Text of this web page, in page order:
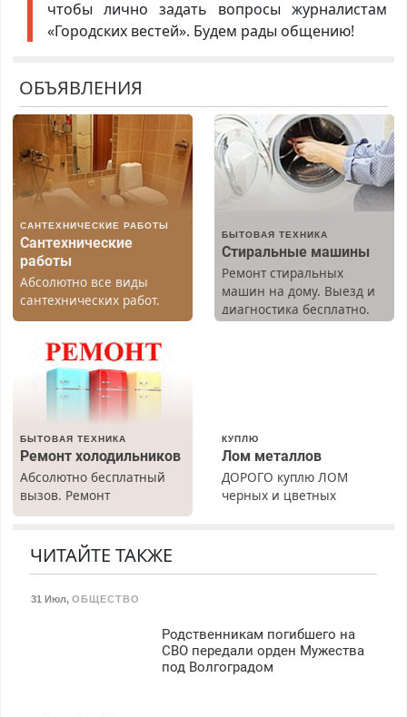
чтобы лично задать вопросы журналистам
«Городских вестей». Будем рады общению!
ОБЪЯВЛЕНИЯ
САНТЕХНИЧЕСКИЕ РАБОТЫ
Сантехнические
работы
Абсолютно все виды
сантехнических работ.
Быстро. Качественно.
БЫТОВАЯ ТЕХНИКА
Стиральные машины
Ремонт стиральных
машин на дому. Выезд и
диагностика бесплатно.
Предусмотрены скидки.
БЫТОВАЯ ТЕХНИКА
Ремонт холодильников
Абсолютно бесплатный
вызов. Ремонт
холодильников всех
гарантией. Все р-ны.
40%. Мастер со стажем.
КУПЛЮ
Лом металлов
ДОРОГО куплю ЛОМ
черных и цветных
ЧИТАЙТЕ ТАКЖЕ
31 Июл, ОБЩЕСТВО
Родственникам погибшего на
СВО передали орден Мужества
под Волгоградом